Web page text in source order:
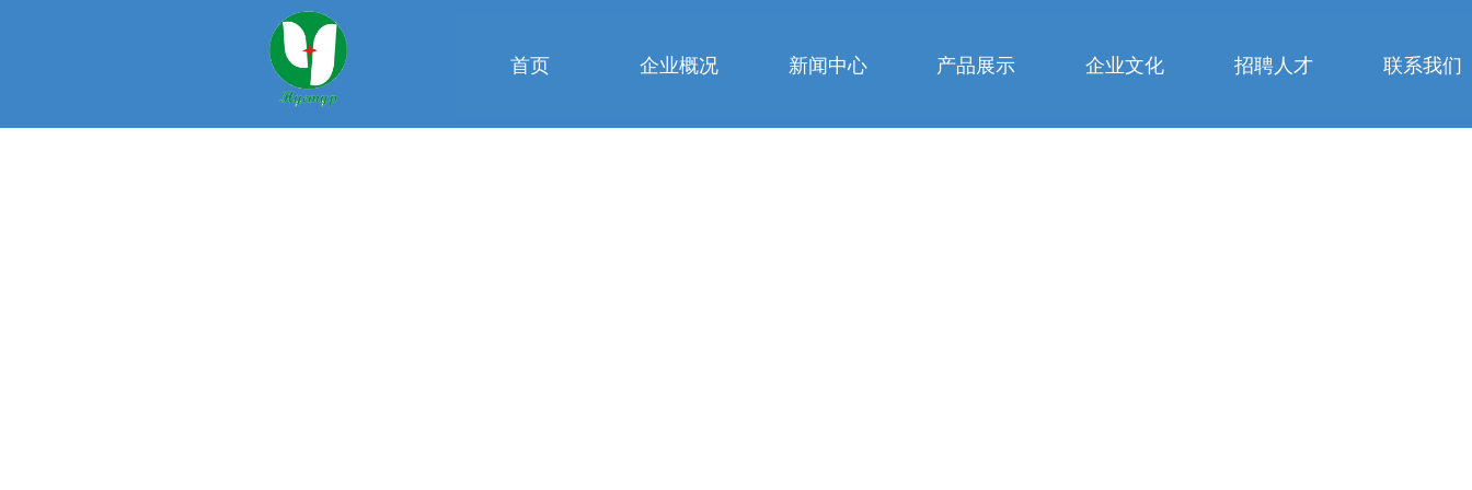
首页 企业概况 新闻中心 产品展示 企业文化 招聘人才 联系我们